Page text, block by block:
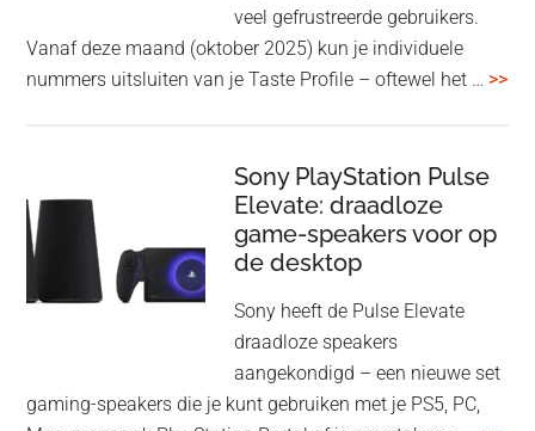
1000XM6
nieuwe
veel gefrustreerde gebruikers.
Vanaf deze maand (oktober 2025) kun je individuele
nummers uitsluiten van je Taste Profile – oftewel het … >>
Sony PlayStation Pulse
Elevate: draadloze
game-speakers voor op
de desktop
Sony heeft de Pulse Elevate
draadloze speakers
aangekondigd – een nieuwe set
gaming-speakers die je kunt gebruiken met je PS5, PC,